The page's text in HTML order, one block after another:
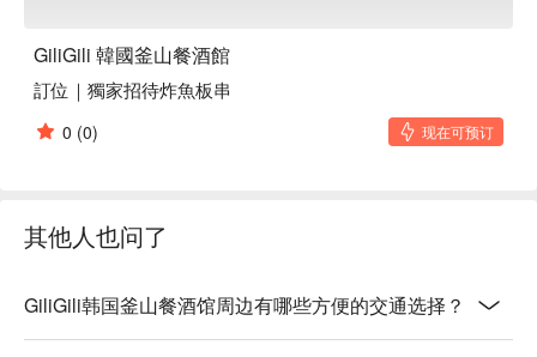
🍽️ 口碑必點
【炸擁抱豬肉的辣椒】酥脆外皮與豬肉的完美結合
【魚板拉麵辣炒年糕鍋】魚板與辣炒年糕的濃郁湯汁
【釜山馬鈴薯蔬菜煎餅】金黃酥脆，蔬菜的鮮甜美味
【燒酒】清爽的微醺感
GiliGili 韓國釜山餐酒館
訂位｜獨家招待炸魚板串
0 (0) 现在可预订
其他人也问了
GiliGili韩国釜山餐酒馆周边有哪些方便的交通选择？